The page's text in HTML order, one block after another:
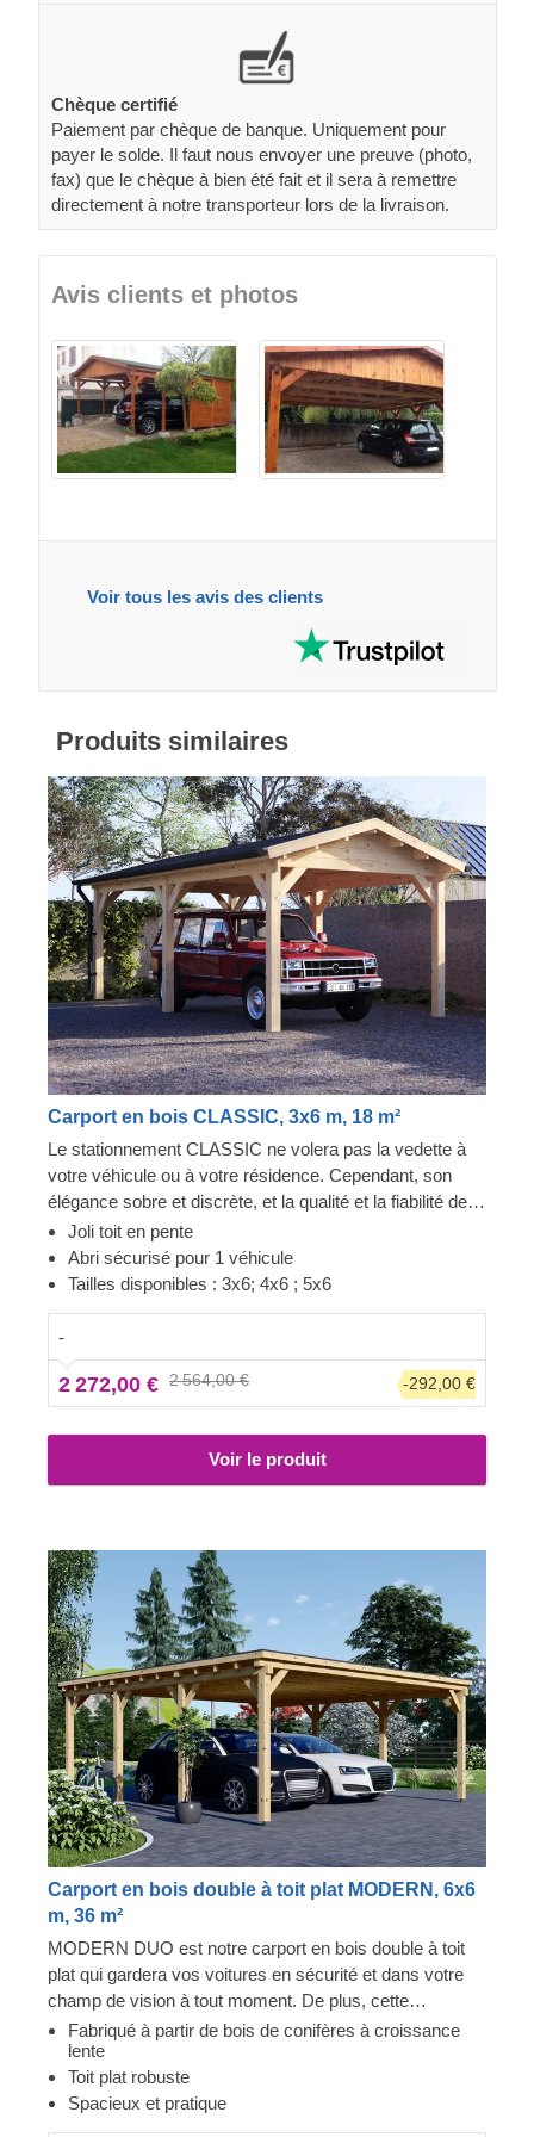
Chèque certifié
Paiement par chèque de banque. Uniquement pour
payer le solde. Il faut nous envoyer une preuve (photo,
fax) que le chèque à bien été fait et il sera à remettre
directement à notre transporteur lors de la livraison.
Avis clients et photos
Voir tous les avis des clients
Produits similaires
Carport en bois CLASSIC, 3x6 m, 18 m²
Le stationnement CLASSIC ne volera pas la vedette à
votre véhicule ou à votre résidence. Cependant, son
élégance sobre et discrète, et la qualité et la fiabilité de
sa construction font toute la différence. Vous aurez un
accès facile aux deux côtés de votre voiture pour
l'entretien ou la réparation, tout en conservant de
options en extra incluent des panneaux muraux
additionnel, pour fermer un ou deux côtés du
stationnement, pour une protection renforcée face aux
intempéries. On ne sait jamais !
Joli toit en pente
Abri sécurisé pour 1 véhicule
Tailles disponibles : 3x6; 4x6 ; 5x6
-
2 272,00 € 2 564,00 € -292,00 €
Voir le produit
Carport en bois double à toit plat MODERN, 6x6
m, 36 m²
MODERN DUO est notre carport en bois double à toit
plat qui gardera vos voitures en sécurité et dans votre
champ de vision à tout moment. De plus, cette
construction robuste et spacieuse prodiguera à vos
voitures la protection solide dont elles ont besoin. Que
vous souhaitiez disposer d'une place de stationnement
dédiée ou d'un ajout élégant à votre jardin, un carport
comme MODERN DUO est une toujours bonne idée : il
Fabriqué à partir de bois de conifères à croissance
lente
Toit plat robuste
Spacieux et pratique